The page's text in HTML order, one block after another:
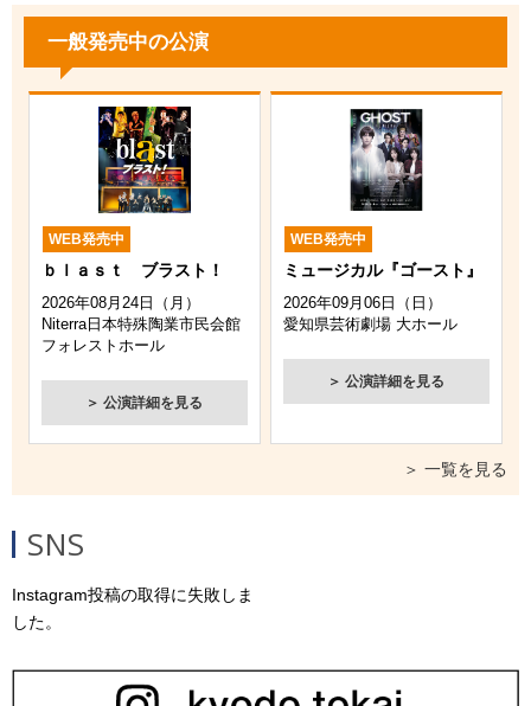
2026年6月18日
島袋寛子 HIROKO SHIMABUKURO 30th Anniversary Live
2026 -SPEED WAY- 愛知公演の情報をアップしました！
2026年6月18日
般若 2000%HIPHOP LIVE TOUR 2026 愛知公演の情報ア
ップしました！
2026年6月15日
n.SSign Special Session 2026 " TWO ROOMS " 愛知公演
の情報をアップしました！
BUDDiiS vol.12 Hall Tour - LiMiT - 愛知公演の情報をアッ
プしました！
高嶋ちさ子のザワつく！音楽会 2026 愛知公演の情報をア
2026年6月8日
高嶋ちさ子のザワつく！昭和歌謡祭 2026 愛知公演の情報
をアップしました！
MATSURI 2nd コンサートツアー 愛知公演の情報をアップ
一般発売中の公演
WEB発売中
ｂｌａｓｔ ブラスト！
2026年08月24日（月）
Niterra日本特殊陶業市民会館
フォレストホール
＞ 公演詳細を見る
WEB発売中
ミュージカル『ゴースト』
2026年09月06日（日）
愛知県芸術劇場 大ホール
＞ 公演詳細を見る
＞ 一覧を見る
SNS
Instagram投稿の取得に失敗しま
した。